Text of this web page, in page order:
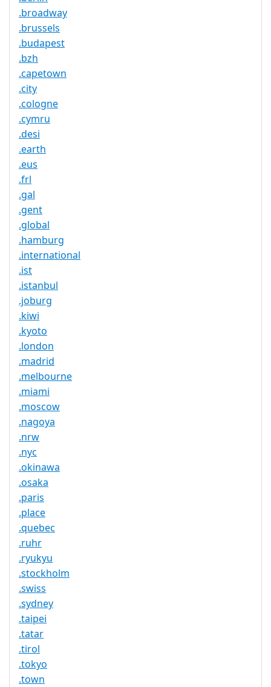
.broadway
.brussels
.budapest
.bzh
.capetown
.city
.cologne
.cymru
.desi
.earth
.eus
.frl
.gal
.gent
.global
.hamburg
.international
.ist
.istanbul
.joburg
.kiwi
.kyoto
.london
.madrid
.melbourne
.miami
.moscow
.nagoya
.nrw
.nyc
.okinawa
.osaka
.paris
.place
.quebec
.ruhr
.ryukyu
.stockholm
.swiss
.sydney
.taipei
.tatar
.tirol
.tokyo
.town